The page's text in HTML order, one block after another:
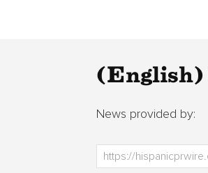
(English)
News provided by: